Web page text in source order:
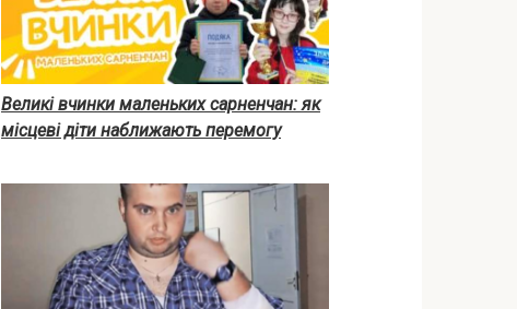
Великі вчинки маленьких сарненчан: як
місцеві діти наближають перемогу